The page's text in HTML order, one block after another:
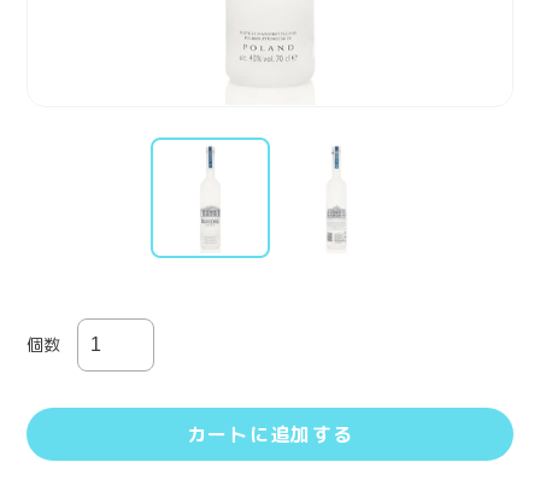
個数
カートに追加する